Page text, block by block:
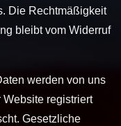
Die Rechtmäßigkeit
bleibt vom Widerruf
werden von uns
registriert
Gesetzliche